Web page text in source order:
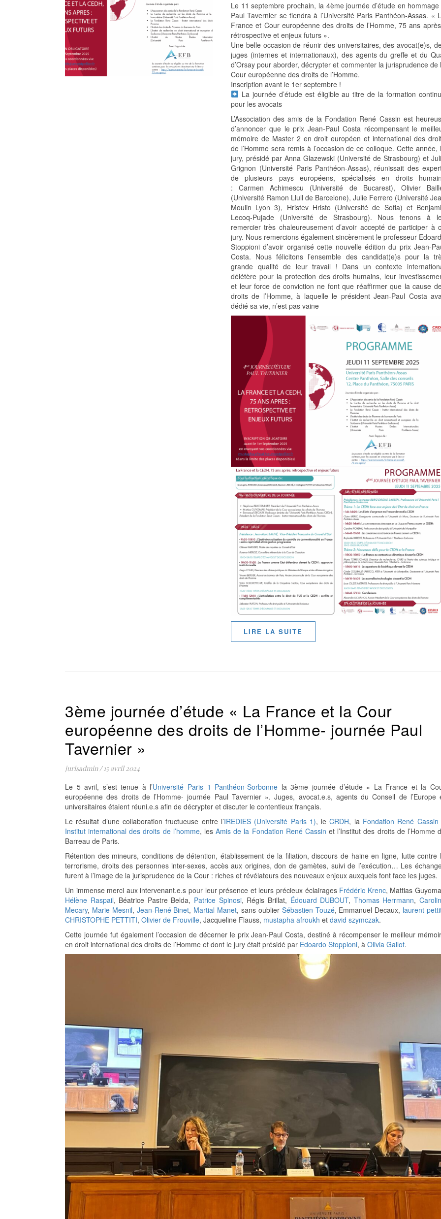
Le 11 septembre prochain, la 4ème journée d’étude en
Paul Tavernier se tiendra à l’Université Paris Panthéon-Assas. «
France et Cour européenne des droits de l’Homme, 75 ans
rétrospective et enjeux futurs ».
Une belle occasion de réunir des universitaires, des avocat(e)s,
juges (internes et internationaux), des agents du greffe et du
d’Orsay pour aborder, décrypter et commenter la jurisprudence de
Cour européenne des droits de l’Homme.
Inscription avant le 1er septembre !
La journée d’étude est éligible au titre de la formation
pour les avocats
L’Association des amis de la Fondation René Cassin est
d’annoncer que le prix Jean-Paul Costa récompensant le
mémoire de Master 2 en droit européen et international des
de l’Homme sera remis à l’occasion de ce colloque. Cette année,
jury, présidé par Anna Glazewski (Université de Strasbourg) et
Grignon (Université Paris Panthéon-Assas), réunissait des
de plusieurs pays européens, spécialisés en droits
: Carmen Achimescu (Université de Bucarest), Olivier
(Université Ramon Llull de Barcelone), Julie Ferrero (Université
Moulin Lyon 3), Hristev Hristo (Université de Sofia) et
Lecoq-Pujade (Université de Strasbourg). Nous tenons à
remercier très chaleureusement d’avoir accepté de participer à
jury. Nous remercions également sincèrement le professeur
Stoppioni d’avoir organisé cette nouvelle édition du prix Jean-
Costa. Nous félicitons l’ensemble des candidat(e)s pour la
grande qualité de leur travail ! Dans un contexte
délétère pour la protection des droits humains, leur
et leur force de conviction ne font que réaffirmer que la cause
droits de l’Homme, à laquelle le président Jean-Paul Costa
dédié sa vie, n’est pas vaine
LIRE LA SUITE
3ème journée d’étude « La France et la Cour
européenne des droits de l’Homme- journée Paul
Tavernier »
jurisadmin/ 15 avril 2024
Le 5 avril, s’est tenue à l’Université Paris 1 Panthéon-Sorbonne la 3ème journée d’étude « La France et la
européenne des droits de l’Homme- journée Paul Tavernier ». Juges, avocat.e.s, agents du Conseil de l’Europe
universitaires étaient réuni.e.s afin de décrypter et discuter le contentieux français.
Le résultat d’une collaboration fructueuse entre l’IREDIES (Université Paris 1), leCRDH, la Fondation René Cassin
Institut international des droits de l’homme, lesAmis de la Fondation René Cassin et l’Institut des droits de l’Homme
Barreau de Paris.
Rétention des mineurs, conditions de détention, établissement de la filiation, discours de haine en ligne, lutte contre
terrorisme, droits des personnes inter-sexes, accès aux origines, don de gamètes, suivi de l’exécution… Les
furent à l’image de la jurisprudence de la Cour : riches et révélateurs des nouveaux enjeux auxquels font face les juges.
Un immense merci aux intervenant.e.s pour leur présence et leurs précieux éclairages Frédéric Krenc, Mattias
Hélène Raspail, Béatrice Pastre Belda, Patrice Spinosi, Régis Brillat, Édouard DUBOUT, Thomas Herrmann,
Mecary, Marie Mesnil, Jean-René Binet, Martial Manet, sans oublier Sébastien Touzé, Emmanuel Decaux, laurent
CHRISTOPHE PETTITI, Olivier de Frouville, Jacqueline Flauss, mustapha afroukh et david szymczak.
Cette journée fut également l’occasion de décerner le prix Jean-Paul Costa, destiné à récompenser le meilleur
en droit international des droits de l’Homme et dont le jury était présidé par Edoardo Stoppioni, à Olivia Gallot.